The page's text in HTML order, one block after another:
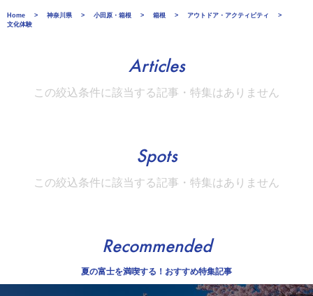
Home 神奈川県 小田原・箱根 箱根
アウトドア・アクティビティ
文化体験
Articles
この絞込条件に該当する記事・特集はありません
Spots
この絞込条件に該当する記事・特集はありません
Recommended
夏の富士を満喫する！おすすめ特集記事